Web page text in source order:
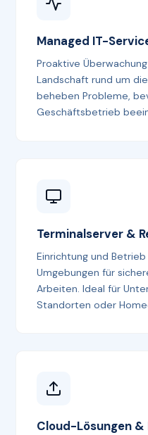
Managed IT-
Proaktive
Landschaft rund um
beheben Probleme,
Geschäftsbetrieb
Terminalserver &
Einrichtung und
Umgebungen für
Arbeiten. Ideal für
Standorten oder
Cloud-Lösungen